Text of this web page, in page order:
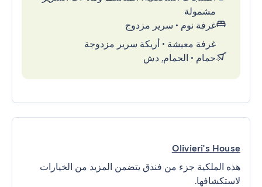
مشمولة
غرفة نوم • سرير مزدوج
غرفة معيشة • أريكة سرير مزدوجة
حمام • الحمام, دش
Olivieri's House
هذه الملكية جزء من فندق يتضمن المزيد من الخيارات
لاستكشافها.